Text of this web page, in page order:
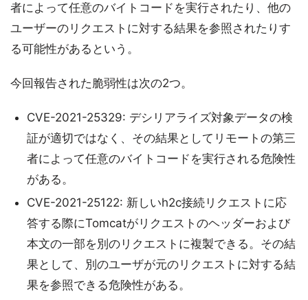
者によって任意のバイトコードを実行されたり、他の
ユーザーのリクエストに対する結果を参照されたりす
る可能性があるという。
今回報告された脆弱性は次の2つ。
CVE-2021-25329: デシリアライズ対象データの検
証が適切ではなく、その結果としてリモートの第三
者によって任意のバイトコードを実行される危険性
がある。
CVE-2021-25122: 新しいh2c接続リクエストに応
答する際にTomcatがリクエストのヘッダーおよび
本文の一部を別のリクエストに複製できる。その結
果として、別のユーザが元のリクエストに対する結
果を参照できる危険性がある。